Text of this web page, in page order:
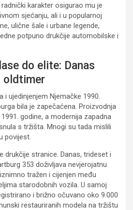
karakter osigurao mu je
sjećanju, ali i u popularnoj
ulične šale i urbane legende,
potpuno drukčije automobilske i
do elite: Danas
oldtimer
i ujedinjenjem Njemačke 1990.
bila je zapečaćena. Proizvodnja
godine, a modernija zapadna
s tržišta. Mnogi su tada mislili
povijest.
drukčije stranice. Danas, trideset i
353 doživljava nevjerojatnu
tražen i cijenjen među
starodobnih vozila. U samoj
i brižno očuvano oko 9.000
restauriranih modela na tržištu